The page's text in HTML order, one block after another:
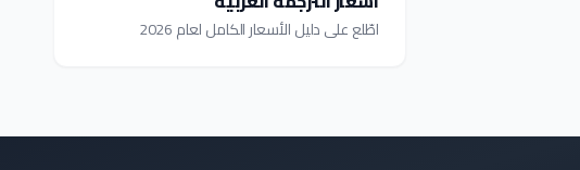
اطّلع على دليل الأسعار الكامل لعام 2026